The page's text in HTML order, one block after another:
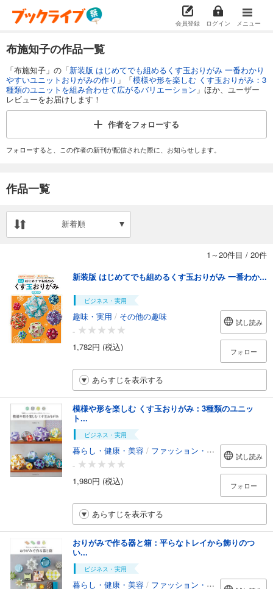
会員登録 ログイン メニュー
布施知子の作品一覧
「布施知子」の「新装版 はじめてでも組めるくす玉おりがみ 一番わかり
やすいユニットおりがみの作り 」「模様や形を楽しむ くす玉おりがみ：3
種類のユニットを組み合わせて広がるバリエーション 」ほか、ユーザー
レビューをお届けします！
作者をフォローする
フォローすると、この作者の新刊が配信された際に、お知らせします。
作品一覧
新着順
1～20件目 / 20件
新装版 はじめてでも組めるくす玉おりがみ 一番わか...
ビジネス・実用
趣味・実用 / その他の趣味
-
1,782円 (税込)
試し読み
フォロー
あらすじを表示する
模様や形を楽しむ くす玉おりがみ：3種類のユニッ
ト...
ビジネス・実用
暮らし・健康・美容 / ファッション・美容
-
1,980円 (税込)
試し読み
フォロー
あらすじを表示する
おりがみで作る器と箱：平らなトレイから飾りのつ
い...
ビジネス・実用
暮らし・健康・美容 / ファッション・美容